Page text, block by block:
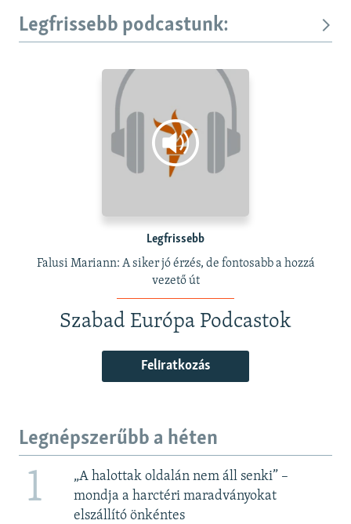
Legfrissebb podcastunk:
Legfrissebb
Falusi Mariann: A siker jó érzés, de fontosabb a hozzá
vezető út
Szabad Európa Podcastok
Feliratkozás
Legnépszerűbb a héten
1
„A halottak oldalán nem áll senki” –
mondja a harctéri maradványokat
elszállító önkéntes